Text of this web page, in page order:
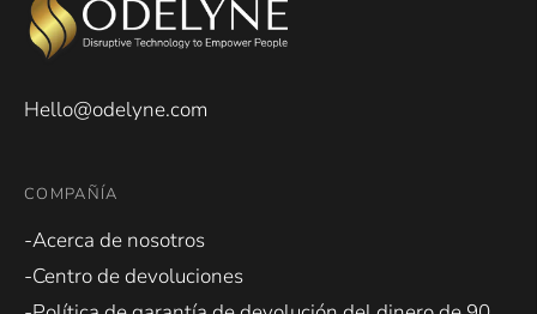
Hello@odelyne.com
COMPAÑÍA
-Acerca de nosotros
-Centro de devoluciones